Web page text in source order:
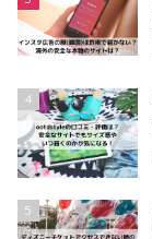
4
5